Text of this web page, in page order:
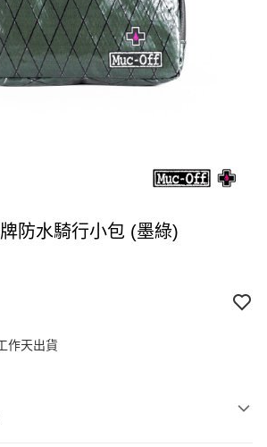
防水騎行小包 (墨綠)
作天出貨